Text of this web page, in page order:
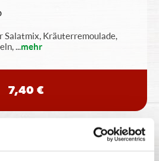
Kräuterremoulade,
...mehr
7,40 €